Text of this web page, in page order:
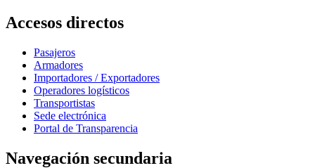
Accesos directos
Pasajeros
Armadores
Importadores / Exportadores
Operadores logísticos
Transportistas
Sede electrónica
Portal de Transparencia
Navegación secundaria